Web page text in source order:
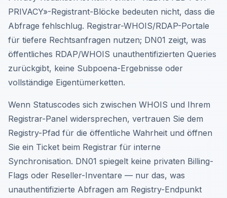
PRIVACY»-Registrant-Blöcke bedeuten nicht, dass die
Abfrage fehlschlug. Registrar-WHOIS/RDAP-Portale
für tiefere Rechtsanfragen nutzen; DN01 zeigt, was
öffentliches RDAP/WHOIS unauthentifizierten Queries
zurückgibt, keine Subpoena-Ergebnisse oder
vollständige Eigentümerketten.
Wenn Statuscodes sich zwischen WHOIS und Ihrem
Registrar-Panel widersprechen, vertrauen Sie dem
Registry-Pfad für die öffentliche Wahrheit und öffnen
Sie ein Ticket beim Registrar für interne
Synchronisation. DN01 spiegelt keine privaten Billing-
Flags oder Reseller-Inventare — nur das, was
unauthentifizierte Abfragen am Registry-Endpunkt